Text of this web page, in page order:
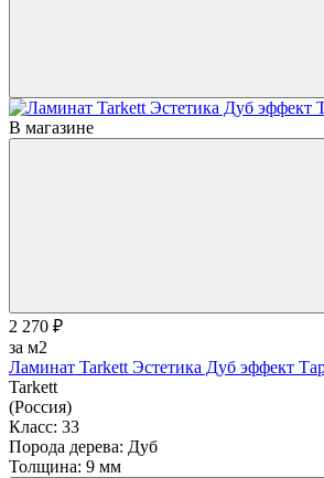
В магазине
2 270 ₽
за м2
Ламинат Tarkett Эстетика Дуб эффект
Tarkett
(Россия)
Класс: 33
Порода дерева: Дуб
Толщина: 9 мм